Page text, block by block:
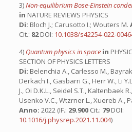
3)Non-equilibrium Bose-Einstein
in NATURE REVIEWS PHYSICS
Di: Bloch J.; Carusotto I.; Wouters M.
Cit.: 82DOI: 10.1038/s42254-022-
4) Quantum physics in space in
SECTION OF PHYSICS LETTERS
Di: Belenchia A., Carlesso M.,
Derkach I., Gasbarri G., Herr W., Li
J., Oi D.K.L., Seidel S.T., Kaltenbaek
Usenko V.C., Wtzrner L., Xuereb A.,
Anno: 2022 (IF.: 29.900 Cit.: 79DOI:
10.1016/j.physrep.2021.11.004)